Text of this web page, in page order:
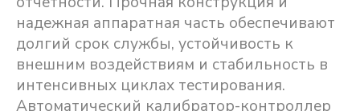
надежная аппаратная часть обеспечивают
долгий срок службы, устойчивость к
внешним воздействиям и стабильность в
интенсивных циклах тестирования.
Автоматический калибратор-контроллер